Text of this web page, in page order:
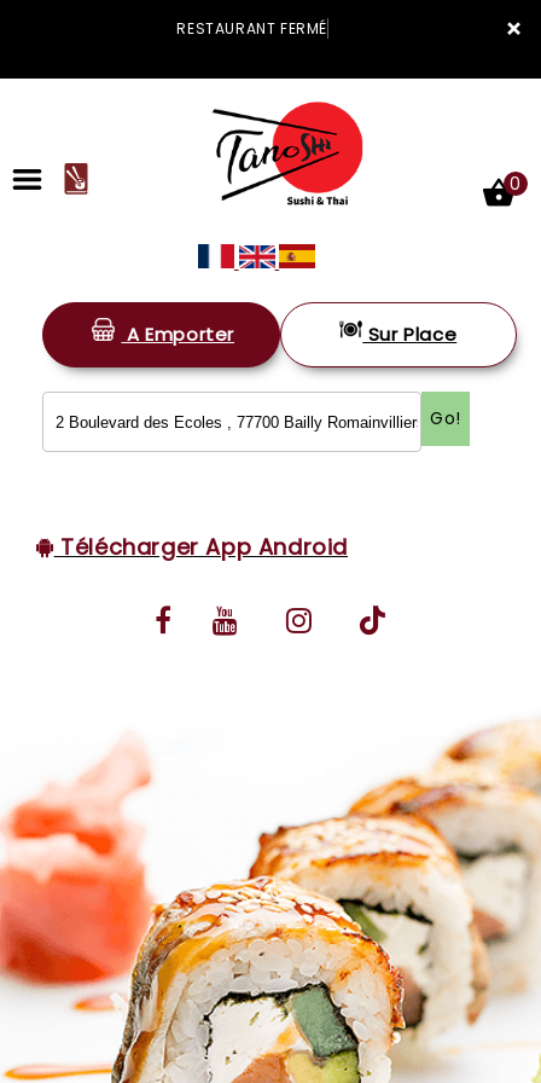
×
RESTAURANT FERMÉ
ACCUEIL
LA CARTE
VOS AVIS
MENTIONS LÉGALES
0
A Emporter Sur Place
Go!
Télécharger App Android